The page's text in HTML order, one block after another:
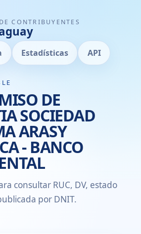
CONTRIBUYENTES
Estadísticas API
DE
SOCIEDAD
ARASY
- BANCO
consultar RUC, DV, estado
por DNIT.